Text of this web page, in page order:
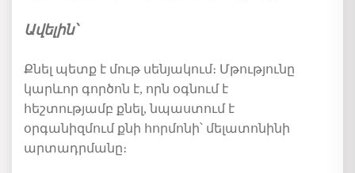
Ավելին՝
Քնել պետք է մութ սենյակում։ Մթությունը
կարևոր գործոն է, որն օգնում է
հեշտությամբ քնել,նպաստում է
օրգանիզմում քնի հորմոնի՝ մելատոնինի
արտադրմանը։